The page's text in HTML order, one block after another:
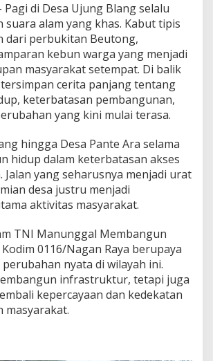
Pagi di Desa Ujung Blang selalu
suara alam yang khas. Kabut tipis
dari perbukitan Beutong,
kebun warga yang menjadi
masyarakat setempat. Di balik
cerita panjang tentang
keterbatasan pembangunan,
yang kini mulai terasa.
hingga Desa Pante Ara selama
hidup dalam keterbatasan akses
Jalan yang seharusnya menjadi urat
desa justru menjadi
aktivitas masyarakat.
TNI Manunggal Membangun
0116/Nagan Raya berupaya
nyata di wilayah ini.
infrastruktur, tetapi juga
kepercayaan dan kedekatan
masyarakat.